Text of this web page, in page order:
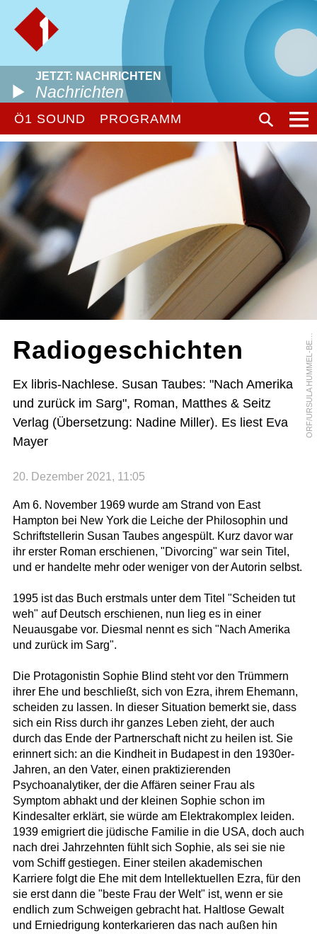
JETZT: NACHRICHTEN
Nachrichten
Ö1 SOUND PROGRAMM
O
R
F
/
U
R
S
U
L
A
H
U
M
M
E
L
-
B
E
R
G
E
R
Radiogeschichten
Ex libris-Nachlese. Susan Taubes: "Nach Amerika
und zurück im Sarg", Roman, Matthes & Seitz
Verlag (Übersetzung: Nadine Miller). Es liest Eva
Mayer
20. Dezember 2021, 11:05
Am 6. November 1969 wurde am Strand von East
Hampton bei New York die Leiche der Philosophin und
Schriftstellerin Susan Taubes angespült. Kurz davor war
ihr erster Roman erschienen, "Divorcing" war sein Titel,
und er handelte mehr oder weniger von der Autorin selbst.
1995 ist das Buch erstmals unter dem Titel "Scheiden tut
weh" auf Deutsch erschienen, nun lieg es in einer
Neuausgabe vor. Diesmal nennt es sich "Nach Amerika
und zurück im Sarg".
Die Protagonistin Sophie Blind steht vor den Trümmern
ihrer Ehe und beschließt, sich von Ezra, ihrem Ehemann,
scheiden zu lassen. In dieser Situation bemerkt sie, dass
sich ein Riss durch ihr ganzes Leben zieht, der auch
durch das Ende der Partnerschaft nicht zu heilen ist. Sie
erinnert sich: an die Kindheit in Budapest in den 1930er-
Jahren, an den Vater, einen praktizierenden
Psychoanalytiker, der die Affären seiner Frau als
Symptom abhakt und der kleinen Sophie schon im
Kindesalter erklärt, sie würde am Elektrakomplex leiden.
1939 emigriert die jüdische Familie in die USA, doch auch
nach drei Jahrzehnten fühlt sich Sophie, als sei sie nie
vom Schiff gestiegen. Einer steilen akademischen
Karriere folgt die Ehe mit dem Intellektuellen Ezra, für den
sie erst dann die "beste Frau der Welt" ist, wenn er sie
endlich zum Schweigen gebracht hat. Haltlose Gewalt
und Erniedrigung konterkarieren das nach außen hin